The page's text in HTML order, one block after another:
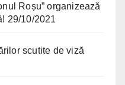
Roșu” organizează
29/10/2021
scutite de viză